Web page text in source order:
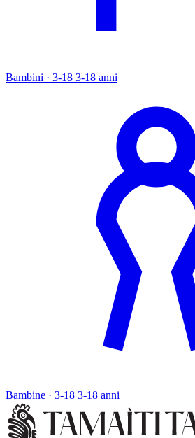
Bambini · 3-18 3-18 anni
Bambine · 3-18 3-18 anni